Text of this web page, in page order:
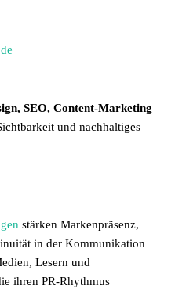
SEO, Content-Marketing
und nachhaltiges
stärken Markenpräsenz,
in der Kommunikation
Lesern und
ihren PR-Rhythmus